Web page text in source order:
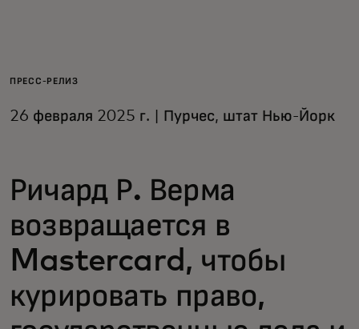
Для бизнеса
Для новаторов
Новости и тренды
ПРЕСС-РЕЛИЗ
26 февраля 2025 г. | Пурчес, штат Нью-Йорк
Ричард Р. Верма
возвращается в
Mastercard, чтобы
курировать право,